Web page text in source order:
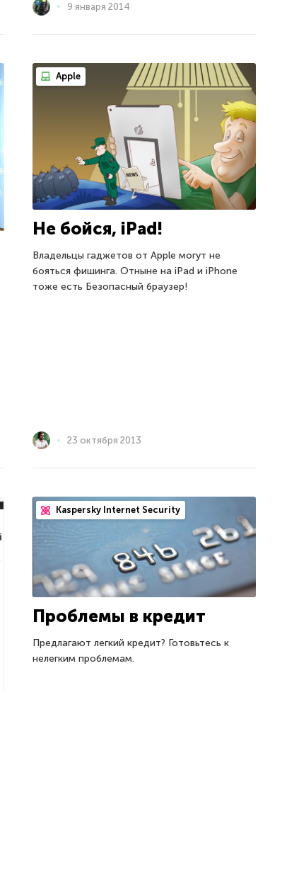
9 января 2014
Apple
Не бойся, iPad!
Владельцы гаджетов от Apple могут не
бояться фишинга. Отныне на iPad и iPhone
тоже есть Безопасный браузер!
23 октября 2013
Kaspersky Internet Security
Проблемы в кредит
Предлагают легкий кредит? Готовьтесь к
нелегким проблемам.